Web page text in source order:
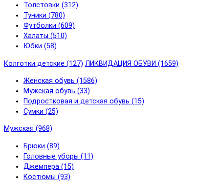
Толстовки (312)
Туники (780)
Футболки (609)
Халаты (510)
Юбки (58)
Колготки детские (127) ЛИКВИДАЦИЯ ОБУВИ (1659)
Женская обувь (1586)
Мужская обувь (33)
Подростковая и детская обувь (15)
Сумки (25)
Мужская (968)
Брюки (89)
Головные уборы (11)
Джемпера (15)
Костюмы (93)